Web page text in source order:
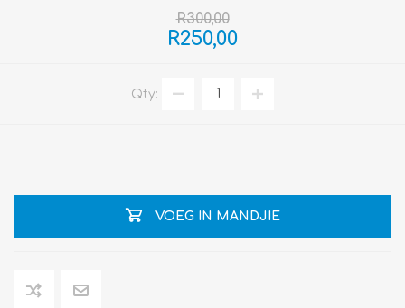
R300,00
R250,00
Qty:
VOEG IN MANDJIE